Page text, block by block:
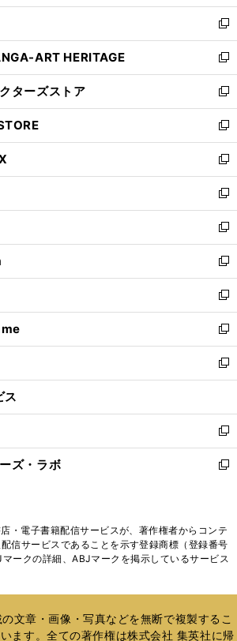
ウ
で
開
く
ン
ド
ウ
で
開
く
新
し
い
ウ
ィ
ン
ド
ウ
で
開
く
ART HERITAGE
新
し
い
ウ
ィ
ン
ド
ウ
で
開
く
ターズストア
新
し
い
ウ
ィ
ン
ド
ウ
で
開
く
新
し
い
ウ
ィ
ン
ド
ウ
で
開
く
新
し
い
ウ
ィ
ン
ド
ウ
で
開
く
新
し
い
ウ
ィ
ン
ド
ウ
で
開
く
新
し
い
ウ
ィ
ン
ド
ウ
で
開
新
し
い
ウ
ィ
ン
ド
ウ
開
く
新
し
い
ウ
ィ
ン
ウ
で
開
く
新
し
い
ウ
ン
ド
ウ
で
新
し
ウ
ィ
ン
ド
く
ス
新
し
い
ド
ウ
で
ズ・ラボ
新
ィ
ン
ド
開
く
・電子書籍配信サービスが、著作権者からコンテ
信サービスであることを示す登録商標（登録番号
ークの詳細、ABJマークを掲示しているサービス
文章・画像・写真などを無断で複製するこ
ます。全ての著作権は株式会社 集英社に帰